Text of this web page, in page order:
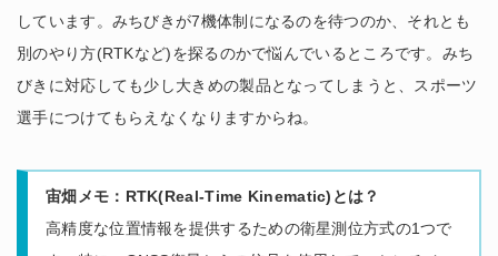
しています。みちびきが7機体制になるのを待つのか、それとも
別のやり方(RTKなど)を探るのかで悩んでいるところです。みち
びきに対応しても少し大きめの製品となってしまうと、スポーツ
選手につけてもらえなくなりますからね。
宙畑メモ：RTK(Real-Time Kinematic)とは？
高精度な位置情報を提供するための衛星測位方式の1つで